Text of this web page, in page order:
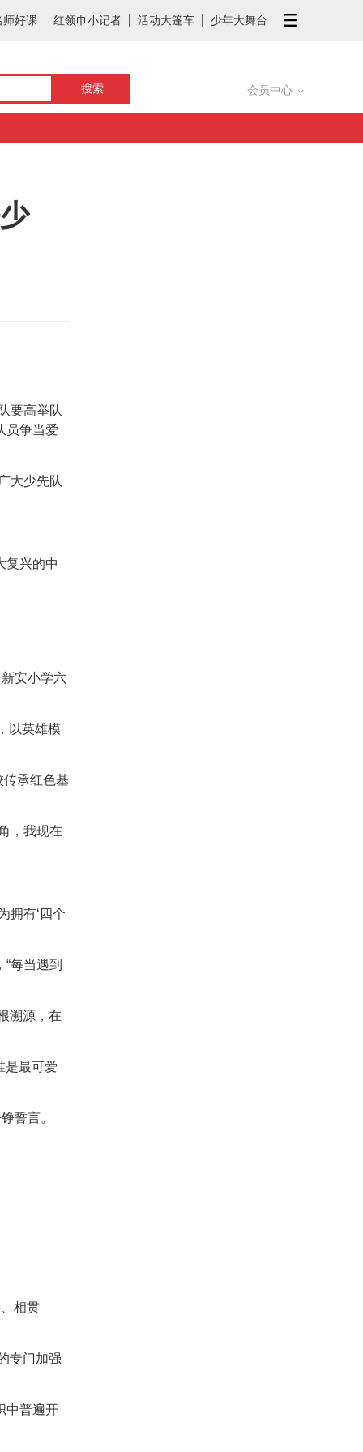
师好课 红领巾小记者 活动大篷车 少年大舞台
会员中心
要高举队
员争当爱
大少先队
复兴的中
安小学六
以英雄模
承红色基
，我现在
拥有‘四个
每当遇到
溯源，在
是最可爱
誓言。
相贯
专门加强
中普遍开